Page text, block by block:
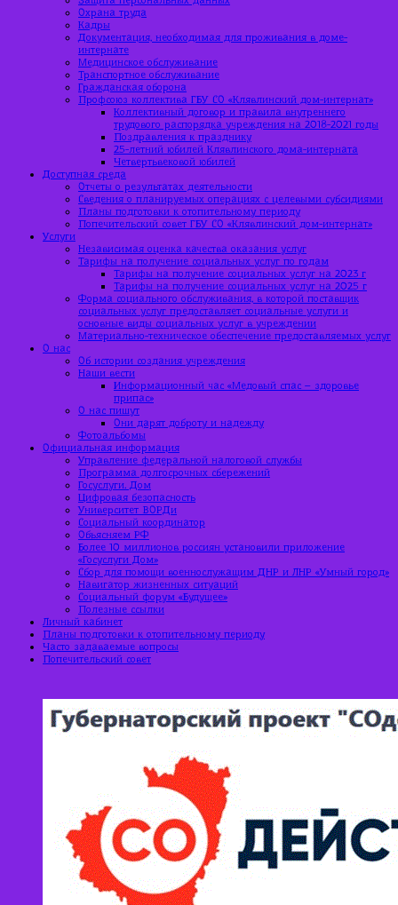
Охрана труда
Кадры
Документация, необходимая для проживания в доме-
интернате
Медицинское обслуживание
Транспортное обслуживание
Гражданская оборона
Профсоюз коллектива ГБУ СО «Клявлинский дом-интернат»
Коллективный договор и правила внутреннего
трудового распорядка учреждения на 2018-2021 годы
Поздравления к празднику
25-летний юбилей Клявлинского дома-интерната
Четвертьвековой юбилей
Доступная среда
Отчеты о результатах деятельности
Сведения о планируемых операциях с целевыми субсидиями
Планы подготовки к отопительному периоду
Попечительский совет ГБУ СО «Клявлинский дом-интернат»
Услуги
Независимая оценка качества оказания услуг
Тарифы на получение социальных услуг по годам
Тарифы на получение социальных услуг на 2023 г
Тарифы на получение социальных услуг на 2025 г
Форма социального обслуживания, в которой поставщик
социальных услуг предоставляет социальные услуги и
основные виды социальных услуг в учреждении
Материально-техническое обеспечение предоставляемых услуг
О нас
Об истории создания учреждения
Наши вести
Информационный час «Медовый спас – здоровье
припас»
О нас пишут
Они дарят доброту и надежду
Фотоальбомы
Официальная информация
Управление федеральной налоговой службы
Программа долгосрочных сбережений
Госуслуги. Дом
Цифровая безопасность
Университет ВОРДи
Социальный координатор
Объясняем РФ
Более 10 миллионов россиян установили приложение
«Госуслуги Дом»
Сбор для помощи военнослужащим ДНР и ЛНР «Умный город»
Навигатор жизненных ситуаций
Социальный форум «Будущее»
Полезные ссылки
Личный кабинет
Планы подготовки к отопительному периоду
Часто задаваемые вопросы
Попечительский совет